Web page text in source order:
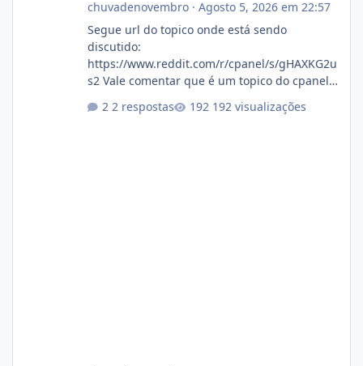
chuvadenovembro· Agosto 5, 2026 em 22:57
Segue url do topico onde está sendo
discutido:
https://www.reddit.com/r/cpanel/s/gHAXKG2u
s2 Vale comentar que é um topico do cpanel...
2 respostas 192 visualizações